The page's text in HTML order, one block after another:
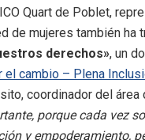
Quart de Poblet,
de mujeres también ha
derechos», un
cambio – Plena
coordinador del
porque cada vez
y empoderamiento,